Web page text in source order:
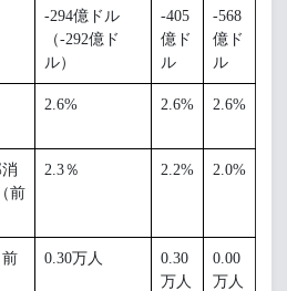
-294億ドル
（-292億ド
ル）
-405
億ド
ル
-568
億ド
ル
2.6% 2.6% 2.6%
前
2.3％ 2.2% 2.0%
0.30万人
0.30
万人
0.00
万人